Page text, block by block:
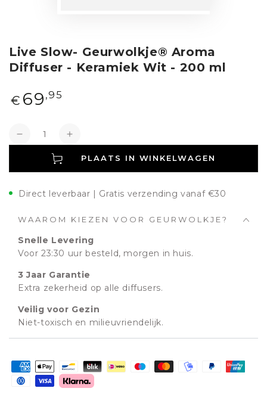
Live Slow- Geurwolkje® Aroma
Diffuser - Keramiek Wit - 200 ml
Normale
prijs
€ 69 ,95
Verlagen Verhogen
PLAATS IN WINKELWAGEN
Direct leverbaar | Gratis verzending vanaf €30
WAAROM KIEZEN VOOR GEURWOLKJE?
Snelle Levering
Voor 23:30 uur besteld, morgen in huis.
3 Jaar Garantie
Extra zekerheid op alle diffusers.
Veilig voor Gezin
Niet-toxisch en milieuvriendelijk.
Betaalmethoden